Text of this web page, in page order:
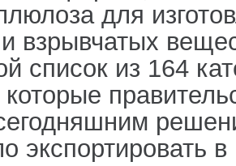
для
взрывчатых
список из 164
экспортировать